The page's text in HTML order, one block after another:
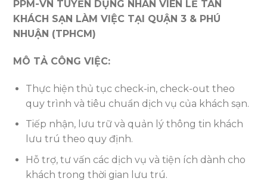
PPM-VN TUYỂN DỤNG NHÂN VIÊN LỄ TÂN
KHÁCH SẠN LÀM VIỆC TẠI QUẬN 3 & PHÚ
NHUẬN (TPHCM)
MÔ TẢ CÔNG VIỆC:
Thực hiện thủ tục check-in, check-out theo
quy trình và tiêu chuẩn dịch vụ của khách sạn.
Tiếp nhận, lưu trữ và quản lý thông tin khách
lưu trú theo quy định.
Hỗ trợ, tư vấn các dịch vụ và tiện ích dành cho
khách trong thời gian lưu trú.